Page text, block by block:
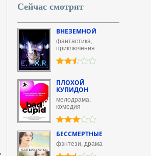
Сейчас смотрят
ВНЕЗЕМНОЙ
фантастика,
приключения
ПЛОХОЙ
КУПИДОН
мелодрама,
комедия
БЕССМЕРТНЫЕ
фэнтези, драма